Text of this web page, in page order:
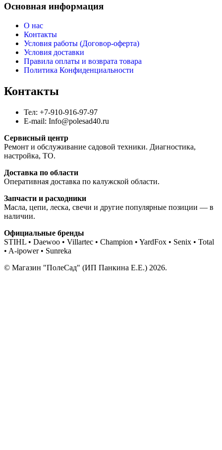
Основная информация
О нас
Контакты
Условия работы (Договор-оферта)
Условия доставки
Правила оплаты и возврата товара
Политика Конфиденциальности
Контакты
Тел: +7-910-916-97-97
E-mail: Info@polesad40.ru
Сервисный центр
Ремонт и обслуживание садовой техники. Диагностика,
настройка, ТО.
Доставка по области
Оперативная доставка по калужской области.
Запчасти и расходники
Масла, цепи, леска, свечи и другие популярные позиции — в
наличии.
Официальные бренды
STIHL • Daewoo • Villartec • Champion • YardFox • Senix • Total
• A-ipower • Sunreka
© Магазин "ПолеСад" (ИП Панкина Е.Е.) 2026.